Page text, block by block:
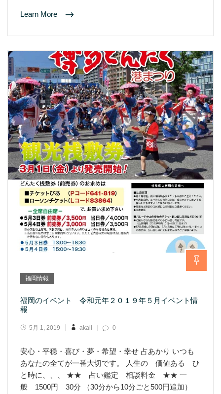
Learn More
福岡情報
福岡のイベント 令和元年２０１９年５月イベント情
報
5月 1, 2019 akali 0
安心・平穏・喜び・夢・希望・幸せ 占あかり いつも
あなたの全てが一番大切です。 人生の 価値ある ひ
と時に、、、 ★★ 占い鑑定 相談料金 ★★ 一
般 1500円 30分 （30分から10分ごと500円追加）